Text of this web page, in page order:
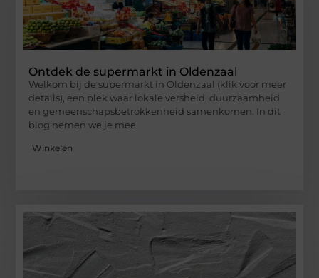
Ontdek de supermarkt in Oldenzaal
Welkom bij de supermarkt in Oldenzaal (klik voor meer
details), een plek waar lokale versheid, duurzaamheid
en gemeenschapsbetrokkenheid samenkomen. In dit
blog nemen we je mee
Winkelen